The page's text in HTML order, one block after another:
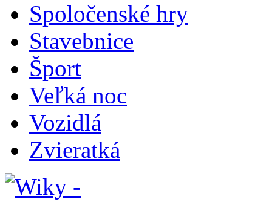
Spoločenské hry
Stavebnice
Šport
Veľká noc
Vozidlá
Zvieratká